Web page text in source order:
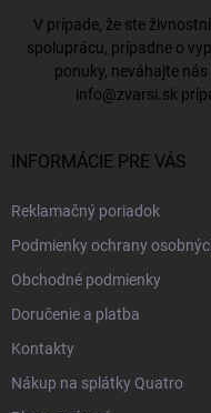
V prípade, že ste
spoluprácu, prípadne o
ponuky, neváhajte
info@zvarsi.sk
INFORMÁCIE PRE VÁS
Reklamačný poriadok
Podmienky ochrany
Obchodné podmienky
Doručenie a platba
Kontakty
Nákup na splátky Quatro